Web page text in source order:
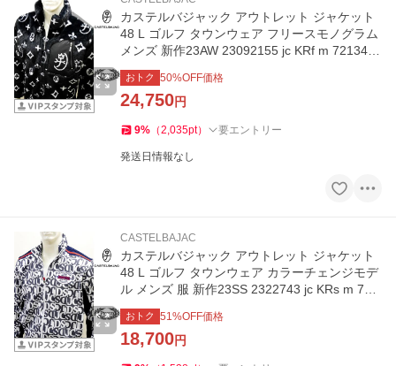
カステルバジャック アウトレット ジャケット
48 L ゴルフ タウンウェア フリースモノグラム
メンズ 新作23AW 23092155 jc KRf m 7213412
114
おトク 50%OFF価格
24,750円
9% （2,035pt） 要エントリー
発送日情報なし
CASTELBAJAC
カステルバジャック アウトレット ジャケット
48 L ゴルフ タウンウェア カラーチェンジモデ
ル メンズ 服 新作23SS 2322743 jc KRs m 723
3177108
おトク 51%OFF価格
18,700円